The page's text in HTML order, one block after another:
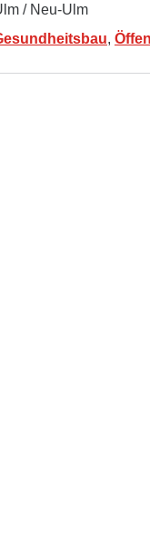
/ Neu-Ulm
,